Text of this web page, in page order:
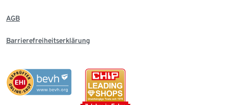
AGB
Barrierefreiheitserklärung